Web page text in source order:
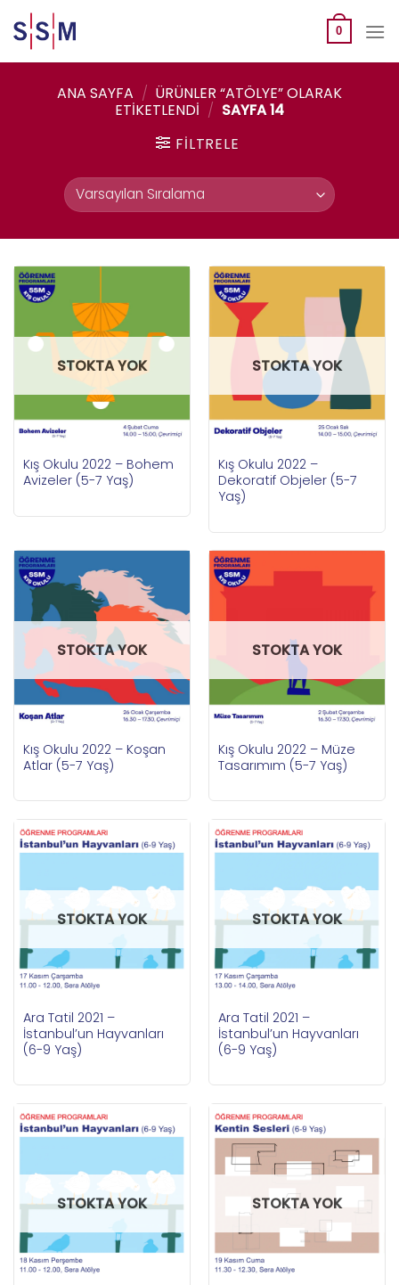
to
content
0
ANA SAYFA / ÜRÜNLER “ATÖLYE” OLARAK
ETIKETLENDI / SAYFA 14
FILTRELE
STOKTA YOK
Kış Okulu 2022 – Bohem
Avizeler (5-7 Yaş)
STOKTA YOK
Kış Okulu 2022 –
Dekoratif Objeler (5-7
Yaş)
STOKTA YOK
Kış Okulu 2022 – Koşan
Atlar (5-7 Yaş)
STOKTA YOK
Kış Okulu 2022 – Müze
Tasarımım (5-7 Yaş)
STOKTA YOK
Ara Tatil 2021 –
İstanbul’un Hayvanları
(6-9 Yaş)
STOKTA YOK
Ara Tatil 2021 –
İstanbul’un Hayvanları
(6-9 Yaş)
STOKTA YOK STOKTA YOK